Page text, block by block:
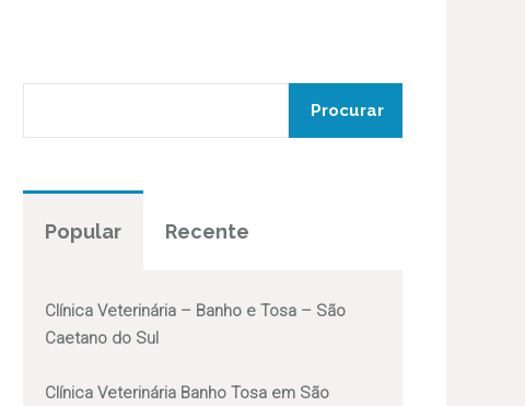
Popular Recente
Clínica Veterinária – Banho e Tosa – São
Caetano do Sul
Clínica Veterinária Banho Tosa em São